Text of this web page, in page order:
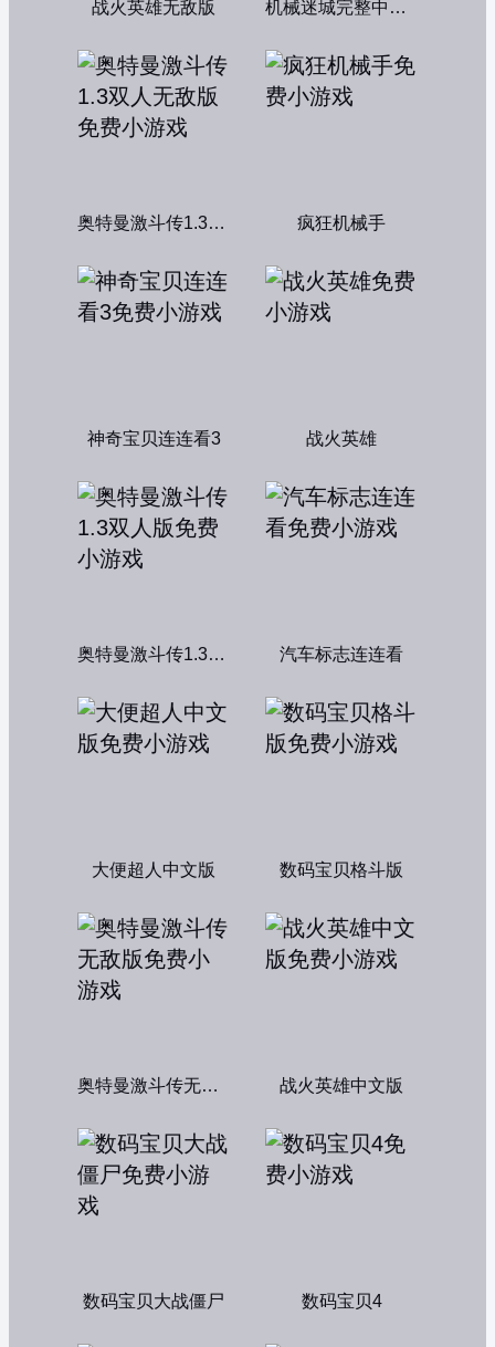
战火英雄无敌版 机械迷城完整中文版
奥特曼激斗传1.3双人无敌版 疯狂机械手
神奇宝贝连连看3 战火英雄
奥特曼激斗传1.3双人版 汽车标志连连看
大便超人中文版 数码宝贝格斗版
奥特曼激斗传无敌版 战火英雄中文版
数码宝贝大战僵尸 数码宝贝4